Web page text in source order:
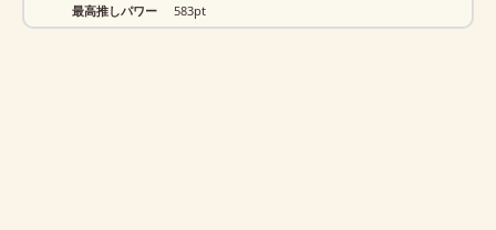
最高推しパワー
583pt